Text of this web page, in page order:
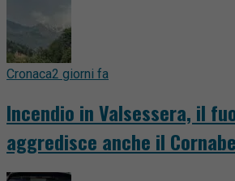
Cronaca2 giorni fa
Incendio in Valsessera, il
aggredisce anche il